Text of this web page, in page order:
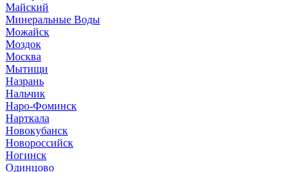
Майский
Минеральные Воды
Можайск
Моздок
Москва
Мытищи
Назрань
Нальчик
Наро-Фоминск
Нарткала
Новокубанск
Новороссийск
Ногинск
Одинцово